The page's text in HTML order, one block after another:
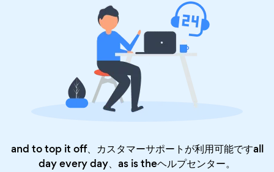
and to top it off、カスタマーサポートが利用可能ですall
day every day、as is theヘルプセンター。